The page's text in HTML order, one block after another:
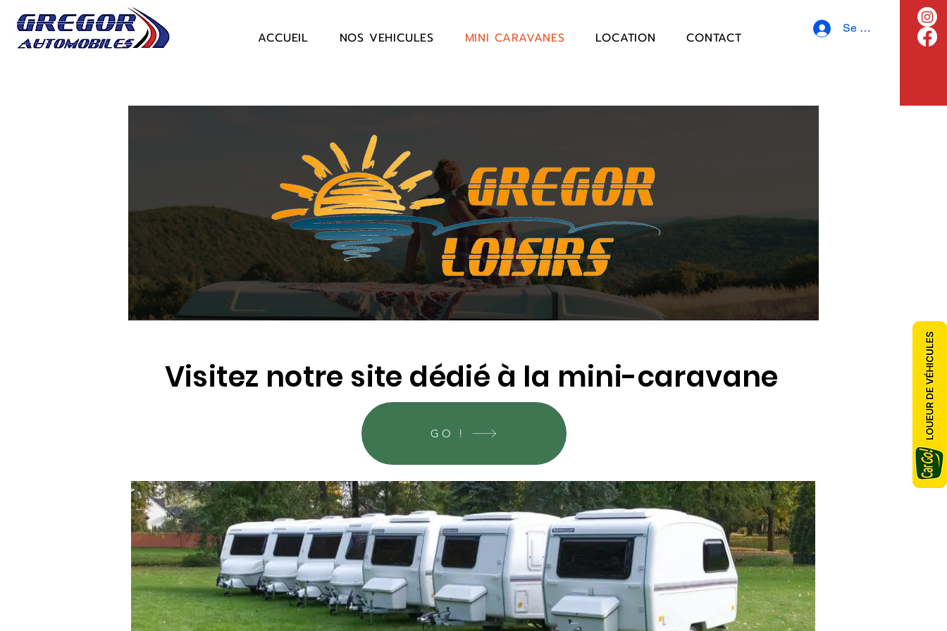
ACCUEIL NOS VEHICULES MINI CARAVANES LOCATION CONTACT
Se connecter
Visitez notre site dédié à la mini-caravane
GO !